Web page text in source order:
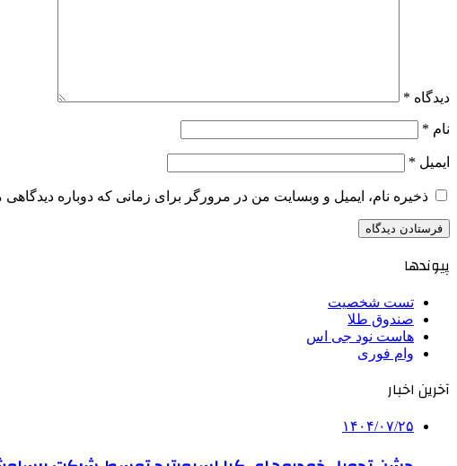
دیدگاه *
نام *
ایمیل *
ذخیره نام، ایمیل و وبسایت من در مرورگر برای زمانی که دوباره
پیوندها
تست شخصیت
صندوق طلا
هاست نود جی اس
وام فوری
آخرین اخبار
۱۴۰۴/۰۷/۲۵